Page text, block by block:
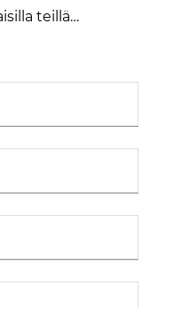
teillä